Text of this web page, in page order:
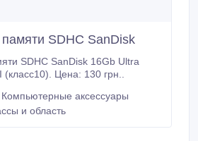
SDHC SanDisk
200х30MB/s UHS-I (класс10). Цена: 130 грн..
Компьютерные аксессуары
и область